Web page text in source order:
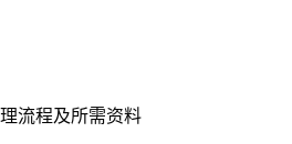
流程及所需资料